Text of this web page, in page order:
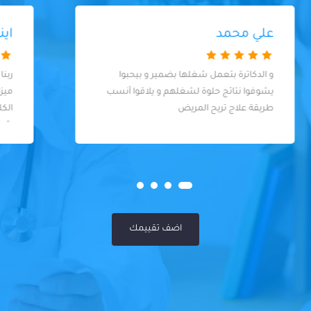
ايناس محمد خميس
ربنا يبارك له و يجعل كل حاجة بيعملها في
ميزان حسناته دكتور انسان بكل ما تحمله
الكلمة من معنى و ممتاز جدا و فاهم اوي في
فعلا الحالة محتاجة بيحاول علي قد ما يقدر ما
اضف تقييمك